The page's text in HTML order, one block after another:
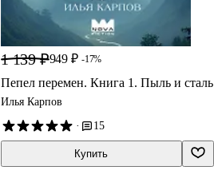
1 139 ₽949 ₽ -17%
Пепел перемен. Книга 1. Пыль и сталь
Илья Карпов
·
15
Купить